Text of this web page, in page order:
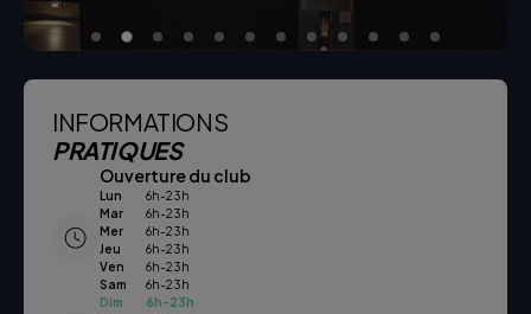
INFORMATIONS
PRATIQUES
Ouverture du club
Lun
6h-23h
Mar
6h-23h
Mer
6h-23h
Jeu
6h-23h
Ven
6h-23h
Sam
6h-23h
Dim
6h-23h